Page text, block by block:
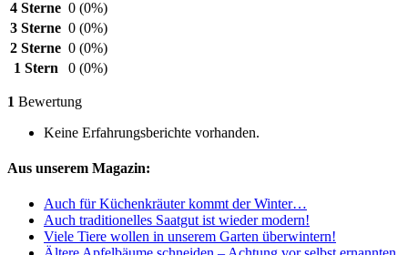
4 Sterne 0 (0%)
3 Sterne 0 (0%)
2 Sterne 0 (0%)
1 Stern
0 (0%)
1 Bewertung
Keine Erfahrungsberichte vorhanden.
Aus unserem Magazin:
Auch für Küchenkräuter kommt der Winter…
Auch traditionelles Saatgut ist wieder modern!
Viele Tiere wollen in unserem Garten überwintern!